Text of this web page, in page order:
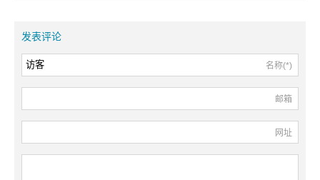
发表评论
名称(*)
邮箱
网址